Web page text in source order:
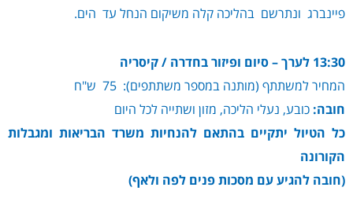
פיינברג ונתרשם בהליכה קלה משיקום הנחל עד הים.
13:30 לערך – סיום ופיזור בחדרה / קיסריה
המחיר למשתתף (מותנה במספר משתתפים): 75 ש"ח
חובה: כובע, נעלי הליכה, מזון ושתייה לכל היום
כל הטיול יתקיים בהתאם להנחיות משרד הבריאות ומגבלות
הקורונה
(חובה להגיע עם מסכות פנים לפה ולאף)